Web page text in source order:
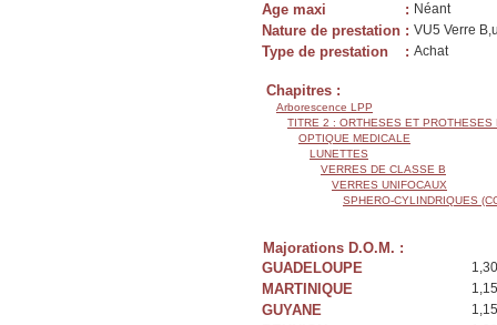
Age maxi : Néant
Nature de prestation : VU5 Verre
Type de prestation : Achat
Chapitres :
Arborescence LPP
TITRE 2 : ORTHESES ET PROTHESES
OPTIQUE MEDICALE
LUNETTES
VERRES DE CLASSE B
VERRES UNIFOCAUX
SPHERO-CYLINDRIQUES
Majorations D.O.M. :
GUADELOUPE
MARTINIQUE
GUYANE